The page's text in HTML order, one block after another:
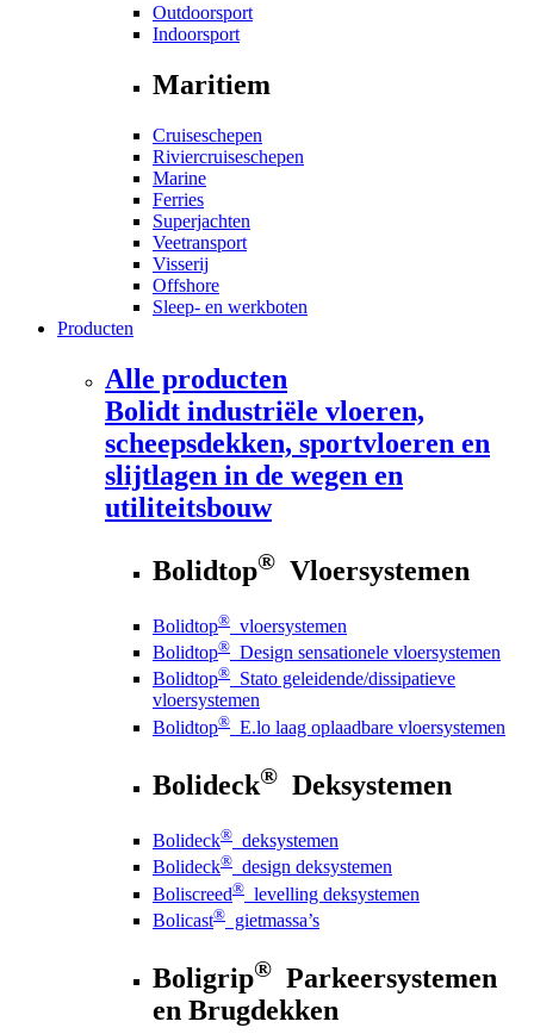
Outdoorsport
Indoorsport
Maritiem
Cruiseschepen
Riviercruiseschepen
Marine
Ferries
Superjachten
Veetransport
Visserij
Offshore
Sleep- en werkboten
Producten
Alle producten
Bolidt industriële vloeren,
scheepsdekken, sportvloeren en
slijtlagen in de wegen en
utiliteitsbouw
Bolidtop® Vloersystemen
Bolidtop® vloersystemen
Bolidtop® Design sensationele vloersystemen
Bolidtop® Stato geleidende/dissipatieve
vloersystemen
Bolidtop® E.lo laag oplaadbare vloersystemen
Bolideck® Deksystemen
Bolideck® deksystemen
Bolideck® design deksystemen
Boliscreed® levelling deksystemen
Bolicast® gietmassa’s
Boligrip® Parkeersystemen
en Brugdekken